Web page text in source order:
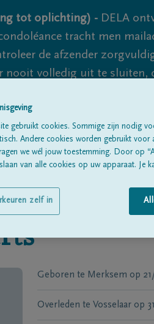
tot oplichting) - DELA
tracht men
de afzender
nooit volledig uit te sluiten,
Geboren te Merksem op
Overleden te Vosselaar op
gebruikt cookies. Sommige zijn nodig
Andere cookies worden gebruikt voor
we wél jouw toestemming. Door op
van alle cookies op uw apparaat. Je
zelf in